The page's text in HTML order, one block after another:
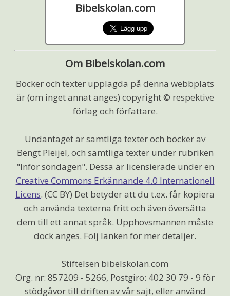
Bibelskolan.com
Om Bibelskolan.com
Böcker och texter upplagda på denna webbplats
är (om inget annat anges) copyright © respektive
förlag och författare.
Undantaget är samtliga texter och böcker av
Bengt Pleijel, och samtliga texter under rubriken
"Inför söndagen". Dessa är licensierade under en
Creative Commons Erkännande 4.0 Internationell
Licens. (CC BY) Det betyder att du t.ex. får kopiera
och använda texterna fritt och även översätta
dem till ett annat språk. Upphovsmannen måste
dock anges. Följ länken för mer detaljer.
Stiftelsen bibelskolan.com
Org. nr: 857209 - 5266, Postgiro: 402 30 79 - 9 för
stödgåvor till driften av vår sajt, eller använd